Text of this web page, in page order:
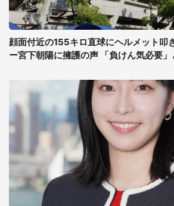
顔面付近の155キロ直球にヘルメット叩
ー宮下朝陽に擁護の声 「負けん気必要